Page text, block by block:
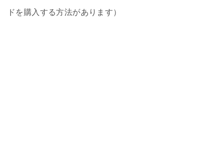
ドを購入する方法があります）